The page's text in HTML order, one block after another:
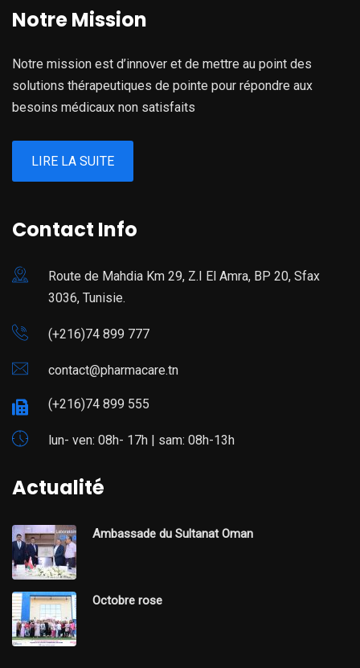
Notre Mission
Notre mission est d’innover et de mettre au point des
solutions thérapeutiques de pointe pour répondre aux
besoins médicaux non satisfaits
LIRE LA SUITE
Contact Info
Route de Mahdia Km 29, Z.I El Amra, BP 20, Sfax
3036, Tunisie.
(+216)74 899 777
contact@pharmacare.tn
(+216)74 899 555
lun- ven: 08h- 17h | sam: 08h-13h
Actualité
Ambassade du Sultanat Oman
Octobre rose